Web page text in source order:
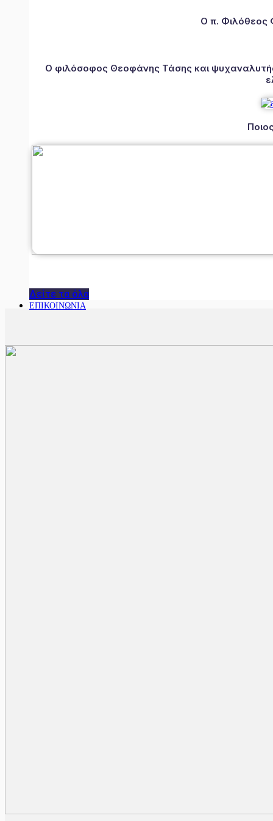
Ο π. Φιλόθεος
Ο φιλόσοφος Θεοφάνης Τάσης και
Δείτε τα όλα
ΕΠΙΚΟΙΝΩΝΙΑ